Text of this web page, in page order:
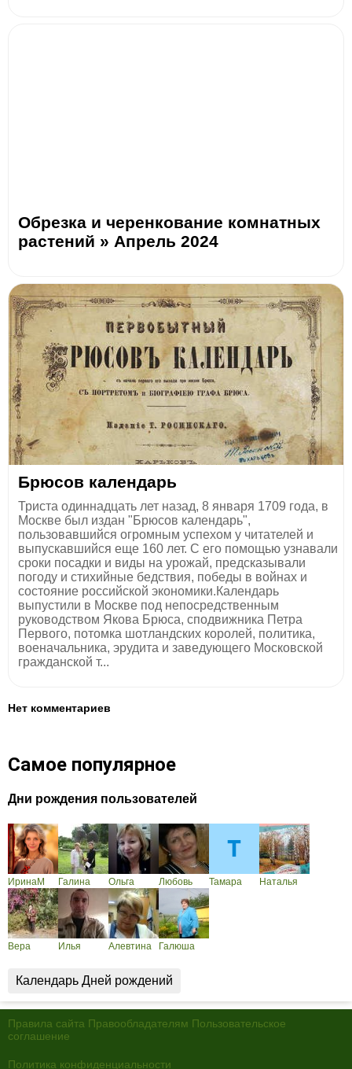
Обрезка и черенкование комнатных
растений » Апрель 2024
Брюсов календарь
Триста одиннадцать лет назад, 8 января 1709 года, в
Москве был издан "Брюсов календарь",
пользовавшийся огромным успехом у читателей и
выпускавшийся еще 160 лет. С его помощью узнавали
сроки посадки и виды на урожай, предсказывали
погоду и стихийные бедствия, победы в войнах и
состояние российской экономики.Календарь
выпустили в Москве под непосредственным
руководством Якова Брюса, сподвижника Петра
Первого, потомка шотландских королей, политика,
военачальника, эрудита и заведующего Московской
гражданской т...
Нет комментариев
Самое популярное
Дни рождения пользователей
ИринаМ Галина Ольга Любовь Тамара Наталья
Вера Илья Алевтина Галюша
Календарь Дней рождений
Правила сайта Правообладателям Пользовательское
соглашение
Политика конфиденциальности